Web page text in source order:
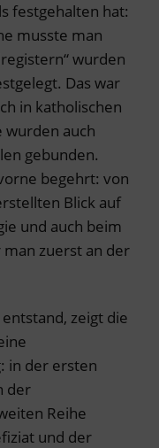
festgehalten hat:
musste man
wurden
Das war
in katholischen
wurden auch
gebunden.
begehrt: von
Blick auf
und auch beim
zuerst an der
zeigt die
in der ersten
der
Reihe
und der